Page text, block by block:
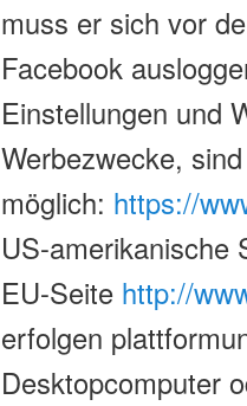
muss er sich vor
Facebook
Einstellungen und
Werbezwecke,
möglich: https://
US-amerikanische
EU-Seite http://
erfolgen
Desktopcomputer